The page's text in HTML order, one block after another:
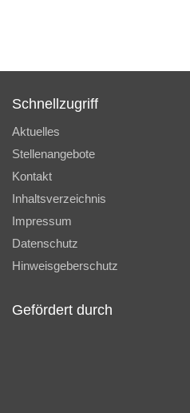
Schnellzugriff
Aktuelles
Stellenangebote
Kontakt
Inhaltsverzeichnis
Impressum
Datenschutz
Hinweisgeberschutz
Gefördert durch